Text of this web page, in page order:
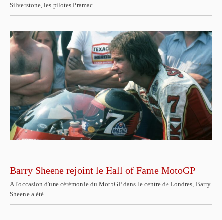
Silverstone, les pilotes Pramac…
Barry Sheene rejoint le Hall of Fame MotoGP
A l'occasion d'une cérémonie du MotoGP dans le centre de Londres, Barry
Sheene a été…